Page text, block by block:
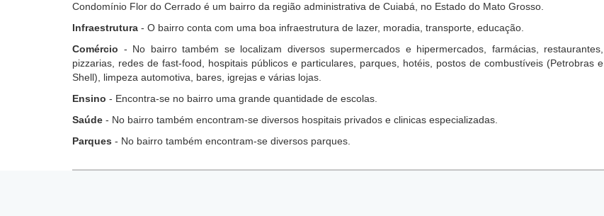
Condomínio Flor do Cerrado é um bairro da região administrativa de Cuiabá, no Estado do Mato Grosso.
Infraestrutura - O bairro conta com uma boa infraestrutura de lazer, moradia, transporte, educação.
Comércio - No bairro também se localizam diversos supermercados e hipermercados, farmácias, restaurantes,
pizzarias, redes de fast-food, hospitais públicos e particulares, parques, hotéis, postos de combustíveis (Petrobras e
Shell), limpeza automotiva, bares, igrejas e várias lojas.
Ensino - Encontra-se no bairro uma grande quantidade de escolas.
Saúde - No bairro também encontram-se diversos hospitais privados e clinicas especializadas.
Parques - No bairro também encontram-se diversos parques.